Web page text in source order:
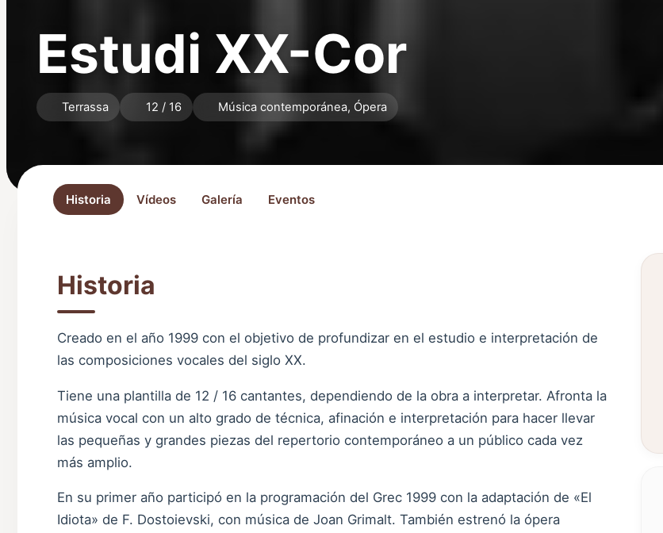
Estudi XX-Cor
Terrassa 12 / 16 Música contemporánea, Ópera
Historia Vídeos Galería Eventos
Historia
Creado en el año 1999 con el objetivo de profundizar en el estudio e interpretación de
las composiciones vocales del siglo XX.
Tiene una plantilla de 12 / 16 cantantes, dependiendo de la obra a interpretar. Afronta la
música vocal con un alto grado de técnica, afinación e interpretación para hacer llevar
las pequeñas y grandes piezas del repertorio contemporáneo a un público cada vez
más amplio.
En su primer año participó en la programación del Grec 1999 con la adaptación de «El
Idiota» de F. Dostoievski, con música de Joan Grimalt. También estrenó la ópera